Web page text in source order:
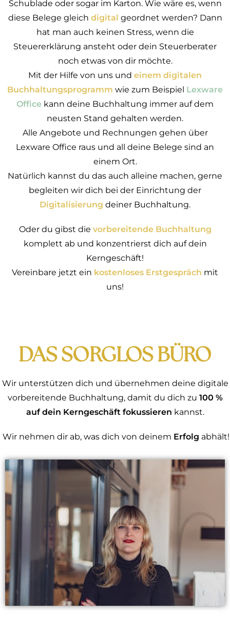
Schublade oder sogar im Karton. Wie wäre es, wenn
diese Belege gleich digital geordnet werden? Dann
hat man auch keinen Stress, wenn die
Steuererklärung ansteht oder dein Steuerberater
noch etwas von dir möchte.
Mit der Hilfe von uns und einem digitalen
Buchhaltungsprogramm wie zum Beispiel Lexware
Office kann deine Buchhaltung immer auf dem
neusten Stand gehalten werden.
Alle Angebote und Rechnungen gehen über
Lexware Office raus und all deine Belege sind an
einem Ort.
Natürlich kannst du das auch alleine machen, gerne
begleiten wir dich bei der Einrichtung der
Digitalisierung deiner Buchhaltung.
Oder du gibst die vorbereitende Buchhaltung
komplett ab und konzentrierst dich auf dein
Kerngeschäft!
Vereinbare jetzt ein kostenloses Erstgespräch mit
uns!
DAS SORGLOS BÜRO
Wir unterstützen dich und übernehmen deine digitale
vorbereitende Buchhaltung, damit du dich zu 100 %
auf dein Kerngeschäft fokussieren kannst.
Wir nehmen dir ab, was dich von deinem Erfolg abhält!